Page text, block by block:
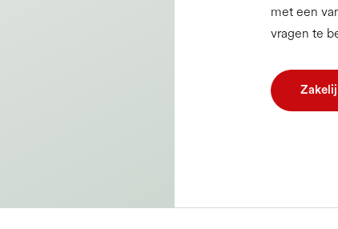
met een
vragen te